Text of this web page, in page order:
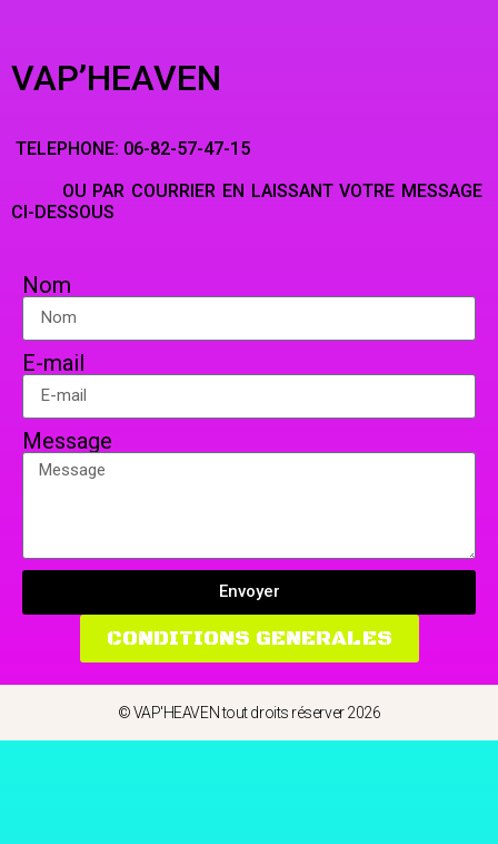
VAP’HEAVEN
TELEPHONE: 06-82-57-47-15
OU PAR COURRIER EN LAISSANT VOTRE MESSAGE
CI-DESSOUS
Nom
E-mail
Message
Envoyer
CONDITIONS GENERALES
© VAP'HEAVEN tout droits réserver 2026